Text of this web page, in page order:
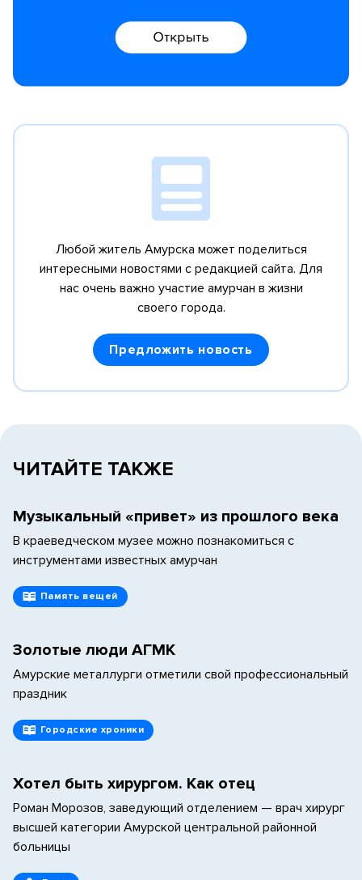
Любой житель Амурска может поделиться
интересными новостями с редакцией сайта. Для
нас очень важно участие амурчан в жизни
своего города.
Предложить новость
ЧИТАЙТЕ ТАКЖЕ
Музыкальный «привет» из прошлого века
В краеведческом музее можно познакомиться с
инструментами известных амурчан
Память вещей
Золотые люди АГМК
Амурские металлурги отметили свой профессиональный
праздник
Городские хроники
Хотел быть хирургом. Как отец
Роман Морозов, заведующий отделением — врач хирург
высшей категории Амурской центральной районной
больницы